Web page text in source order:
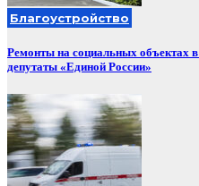
Благоустройство
Ремонты на социальных объектах
депутаты «Единой России»